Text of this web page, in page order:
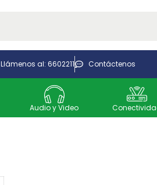
Llámenos al: 6602211 Contáctenos
Audio y Video